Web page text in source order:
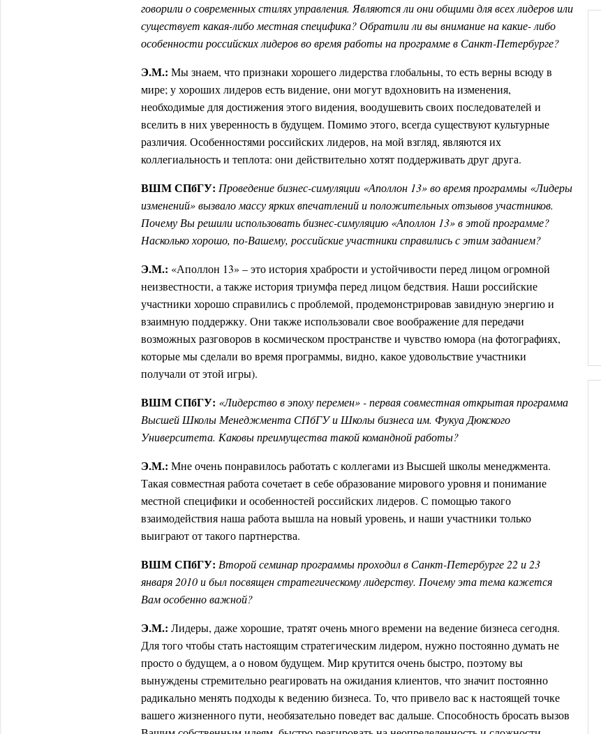
говорили о современных стилях управления. Являются ли они общими для всех лидеров или
существует какая-либо местная специфика? Обратили ли вы внимание на какие- либо
особенности российских лидеров во время работы на программе в Санкт-Петербурге?
Э.М.: Мы знаем, что признаки хорошего лидерства глобальны, то есть верны всюду в
мире; у хороших лидеров есть видение, они могут вдохновить на изменения,
необходимые для достижения этого видения, воодушевить своих последователей и
вселить в них уверенность в будущем. Помимо этого, всегда существуют культурные
различия. Особенностями российских лидеров, на мой взгляд, являются их
коллегиальность и теплота: они действительно хотят поддерживать друг друга.
ВШМ СПбГУ: Проведение бизнес-симуляции «Аполлон 13» во время программы «Лидеры
изменений» вызвало массу ярких впечатлений и положительных отзывов участников.
Почему Вы решили использовать бизнес-симуляцию «Аполлон 13» в этой программе?
Насколько хорошо, по-Вашему, российские участники справились с этим заданием?
Э.М.: «Аполлон 13» – это история храбрости и устойчивости перед лицом огромной
неизвестности, а также история триумфа перед лицом бедствия. Наши российские
участники хорошо справились с проблемой, продемонстрировав завидную энергию и
взаимную поддержку. Они также использовали свое воображение для передачи
возможных разговоров в космическом пространстве и чувство юмора (на фотографиях,
которые мы сделали во время программы, видно, какое удовольствие участники
получали от этой игры).
ВШМ СПбГУ: «Лидерство в эпоху перемен» - первая совместная открытая программа
Высшей Школы Менеджмента СПбГУ и Школы бизнеса им. Фукуа Дюкского
Университета. Каковы преимущества такой командной работы?
Э.М.: Мне очень понравилось работать с коллегами из Высшей школы менеджмента.
Такая совместная работа сочетает в себе образование мирового уровня и понимание
местной специфики и особенностей российских лидеров. С помощью такого
взаимодействия наша работа вышла на новый уровень, и наши участники только
выиграют от такого партнерства.
ВШМ СПбГУ: Второй семинар программы проходил в Санкт-Петербурге 22 и 23
января 2010 и был посвящен стратегическому лидерству. Почему эта тема кажется
Вам особенно важной?
Э.М.: Лидеры, даже хорошие, тратят очень много времени на ведение бизнеса сегодня.
Для того чтобы стать настоящим стратегическим лидером, нужно постоянно думать не
просто о будущем, а о новом будущем. Мир крутится очень быстро, поэтому вы
вынуждены стремительно реагировать на ожидания клиентов, что значит постоянно
радикально менять подходы к ведению бизнеса. То, что привело вас к настоящей точке
вашего жизненного пути, необязательно поведет вас дальше. Способность бросать вызов